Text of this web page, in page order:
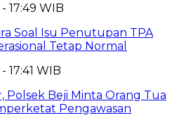
17:49 WIB
Soal Isu Penutupan TPA
Tetap Normal
17:41 WIB
Polsek Beji Minta Orang Tua
Pengawasan